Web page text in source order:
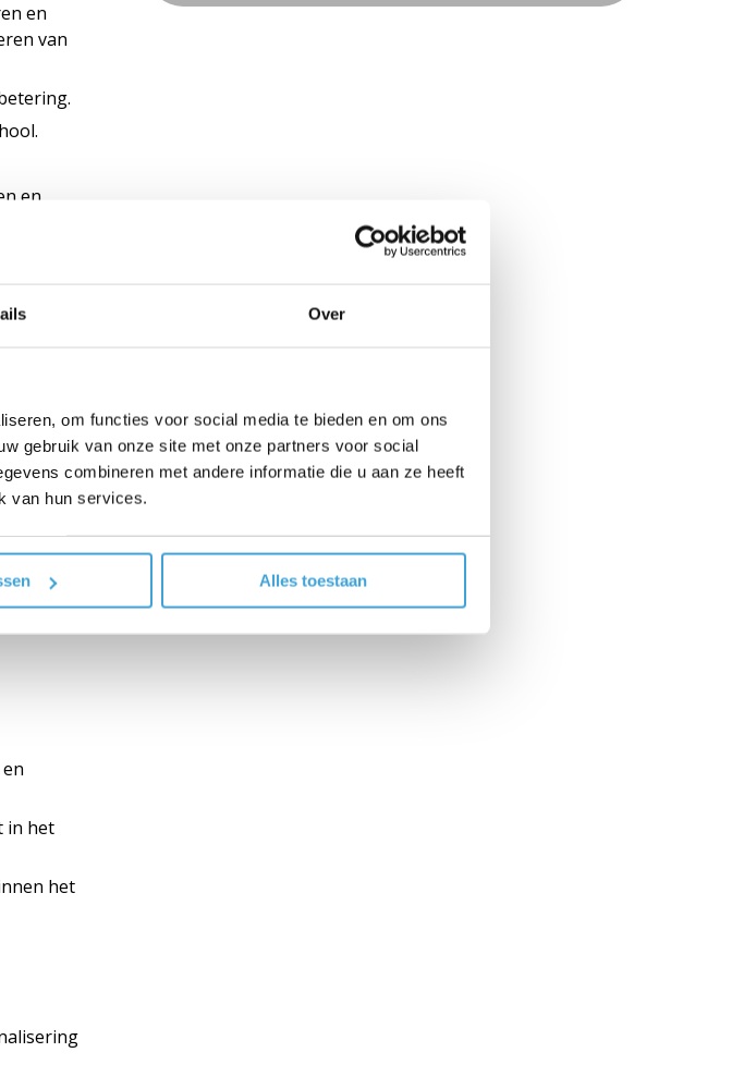
Over
om functies voor social media te bieden en om ons
gebruik van onze site met onze partners voor social
combineren met andere informatie die u aan ze heeft
van hun services.
Alles toestaan
en
van
en
helpen
te
de kans
en
en
die
in het
het